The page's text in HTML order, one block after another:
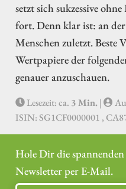
setzt sich sukzessive
fort. Denn klar ist: an
Menschen zuletzt. Beste
Wertpapiere der
genauer anzuschauen.
Lesezeit: ca. 3 Min. |
ISIN: SG1CF0000001 ,
Hole Dir die
Newsletter per E-Mail.